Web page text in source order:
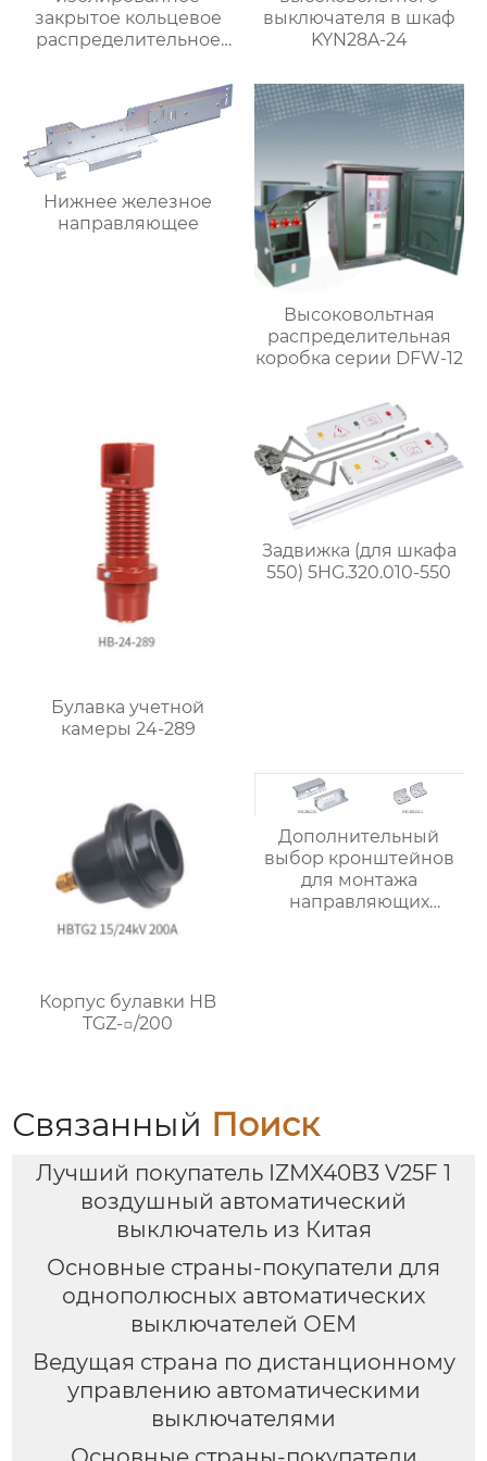
закрытое кольцевое
распределительное
выключателя в шкаф
KYN28A-24
Нижнее железное
направляющее
Высоковольтная
распределительная
коробка серии DFW-12
Булавка учетной
камеры 24-289
Задвижка (для шкафа
550) 5HG.320.010-550
Корпус булавки HB
TGZ-□/200
Дополнительный
выбор кронштейнов
для монтажа
направляющих
Связанный Поиск
Лучший покупатель IZMX40B3 V25F 1
воздушный автоматический
выключатель из Китая
Основные страны-покупатели для
однополюсных автоматических
выключателей OEM
Ведущая страна по дистанционному
управлению автоматическими
выключателями